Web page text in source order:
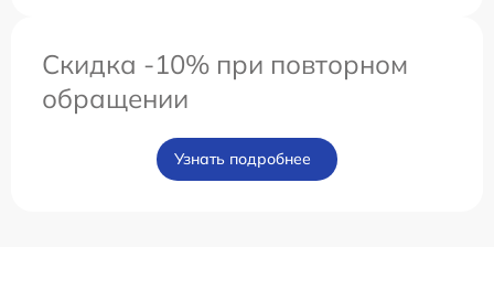
Скидка -10% при повторном
обращении
Узнать подробнее